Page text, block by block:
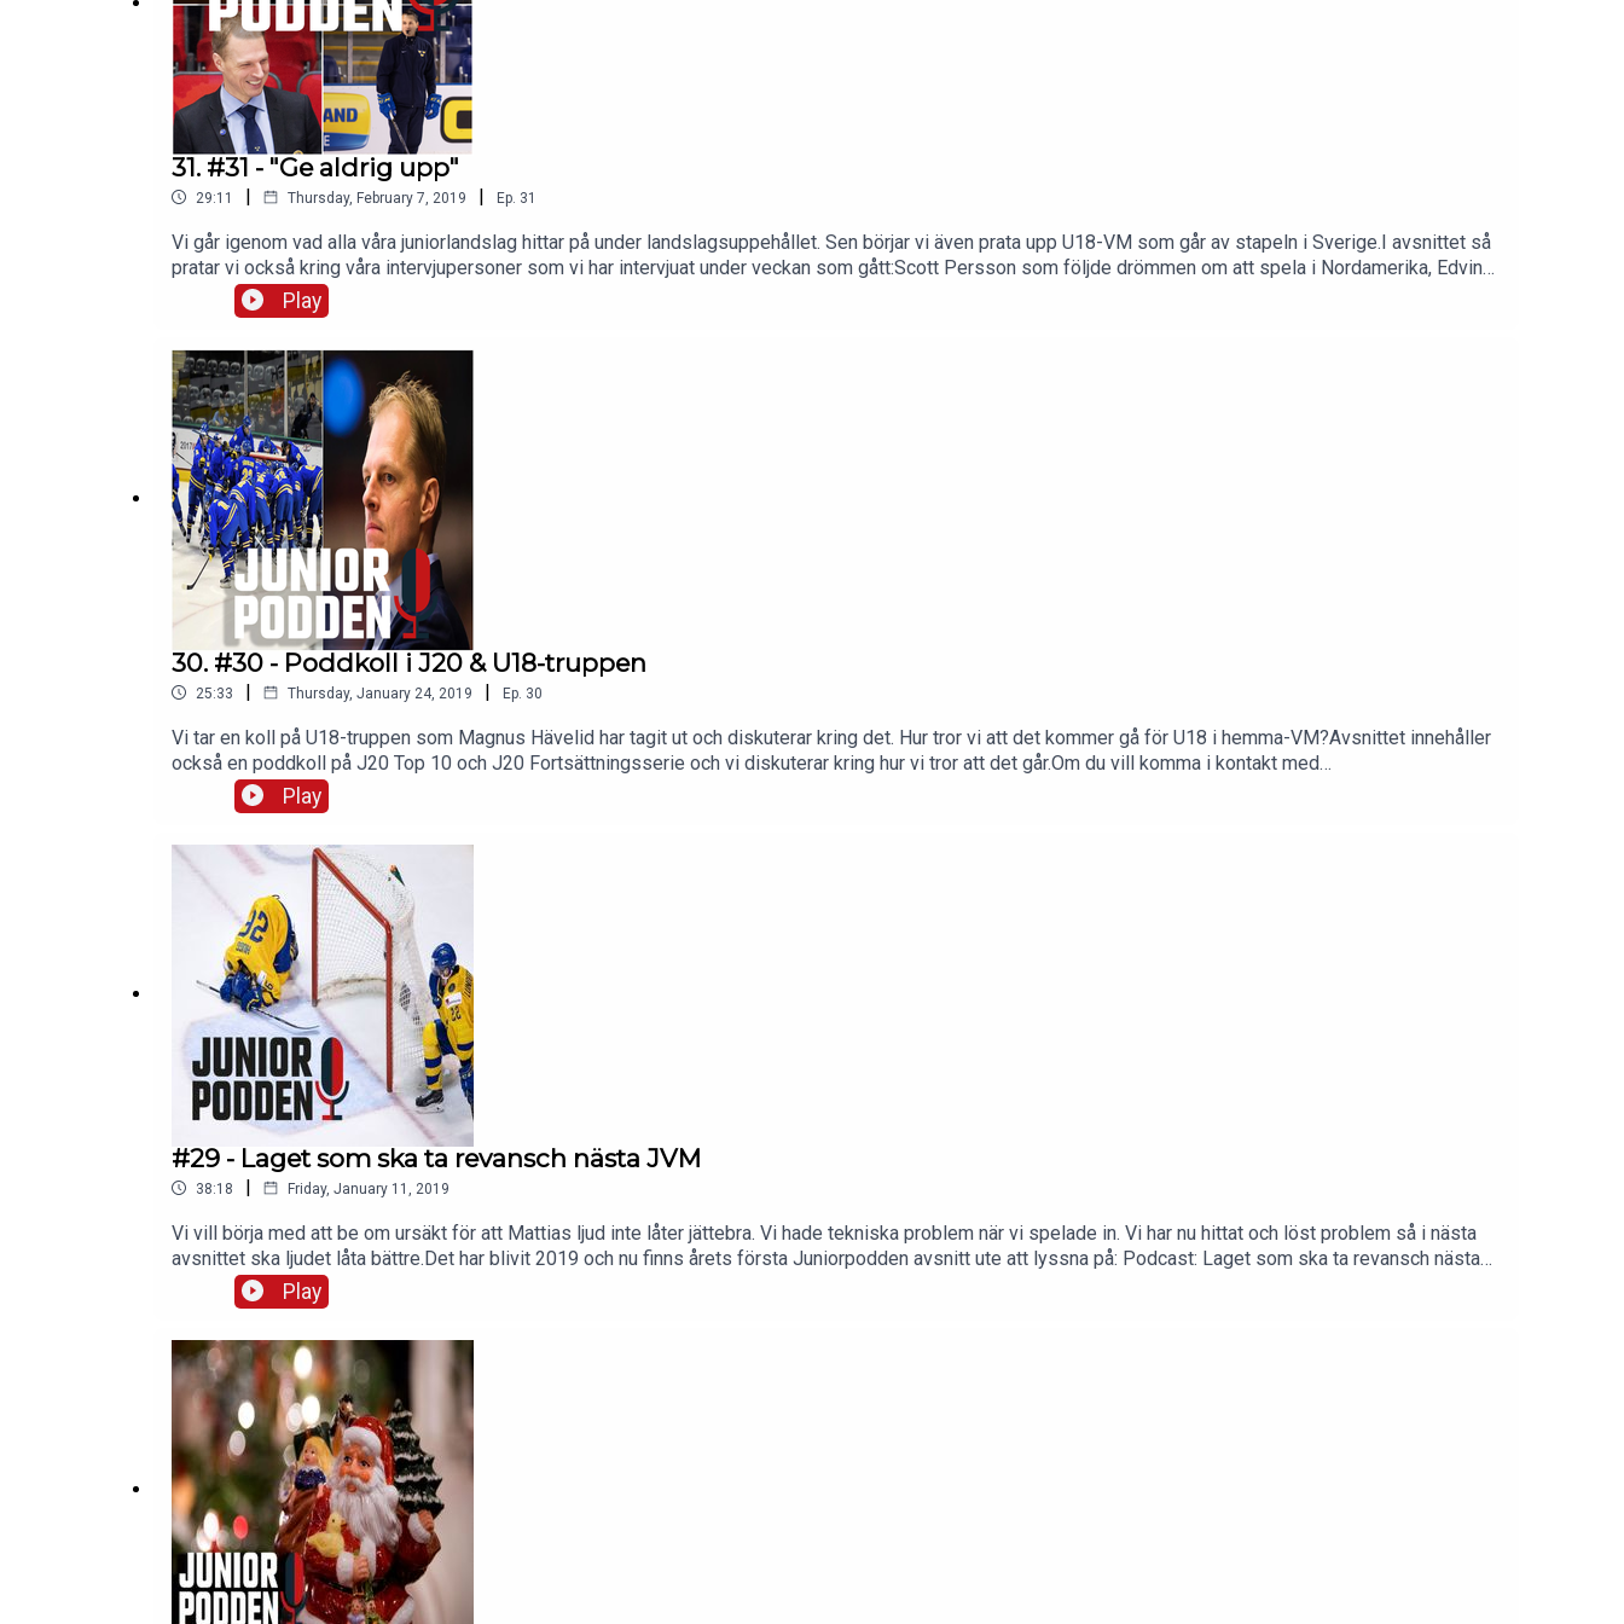
Om oss på hockeymagasinet.com
31. #31 - "Ge aldrig upp"
29:11 | Thursday, February 7, 2019 | Ep. 31
Vi går igenom vad alla våra juniorlandslag hittar på under landslagsuppehållet. Sen börjar vi även prata upp U18-VM som går av stapeln i Sverige.I avsnittet så
pratar vi också kring våra intervjupersoner som vi har intervjuat under veckan som gått:Scott Persson som följde drömmen om att spela i Nordamerika, Edvin
Falkenström som kommit tillbaka från två hjärnskakningar och en missad TV-pucksuttagning och Lukas Söderlund som inte kom in på något
elithockeygymnasium men som nu spelar hockey med U19-landslaget.Om du vill komma i kontakt med oss:Hockeymagsinet
Play
30. #30 - Poddkoll i J20 & U18-truppen
25:33 | Thursday, January 24, 2019 | Ep. 30
Vi tar en koll på U18-truppen som Magnus Hävelid har tagit ut och diskuterar kring det. Hur tror vi att det kommer gå för U18 i hemma-VM?Avsnittet innehåller
också en poddkoll på J20 Top 10 och J20 Fortsättningsserie och vi diskuterar kring hur vi tror att det går.Om du vill komma i kontakt med
oss:Hockeymagsinet på Twitter och FacebookJuniorhockeysnack (Facebook-grupp)#juniorpoddenOm oss på hockeymagasinet.com
Play
#29 - Laget som ska ta revansch nästa JVM
38:18 | Friday, January 11, 2019
Vi vill börja med att be om ursäkt för att Mattias ljud inte låter jättebra. Vi hade tekniska problem när vi spelade in. Vi har nu hittat och löst problem så i nästa
avsnittet ska ljudet låta bättre.Det har blivit 2019 och nu finns årets första Juniorpodden avsnitt ute att lyssna på: Podcast: Laget som ska ta revansch nästa
JVM.Mattias och Jonathan går igenom Juniorsvepet och diskuterar saker som hänt sedan förra avsnittet. Bland annat pratas dam U18-VM ned där
Tjejkronorna tog silver förra året.Vi snackar också ned Junior-VM. Vi diskuterar och listar också vilka vi tror kan vara med nästa år i JVM och ta revansch.Detta
på Twitter och FacebookJuniorhockeysnack (Facebook-grupp)#juniorpoddenOm oss på hockeymagasinet.com
Play